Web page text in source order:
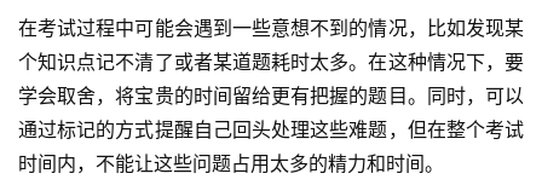
在考试过程中可能会遇到一些意想不到的情况，比如发现某
个知识点记不清了或者某道题耗时太多。在这种情况下，要
学会取舍，将宝贵的时间留给更有把握的题目。同时，可以
通过标记的方式提醒自己回头处理这些难题，但在整个考试
时间内，不能让这些问题占用太多的精力和时间。